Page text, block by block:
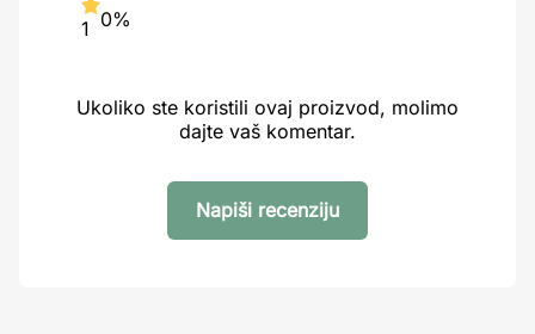
1 0%
Ukoliko ste koristili ovaj proizvod, molimo
dajte vaš komentar.
Napiši recenziju